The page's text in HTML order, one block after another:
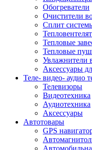
Обогреватели
Очистители
Сплит
Тепловые
Тепловые
Увлажнители
Аксессуары
Теле- видео- аудио
Телевизоры
Видеотехника
Аудиотехника
Аксессуары
Автотовары
GPS